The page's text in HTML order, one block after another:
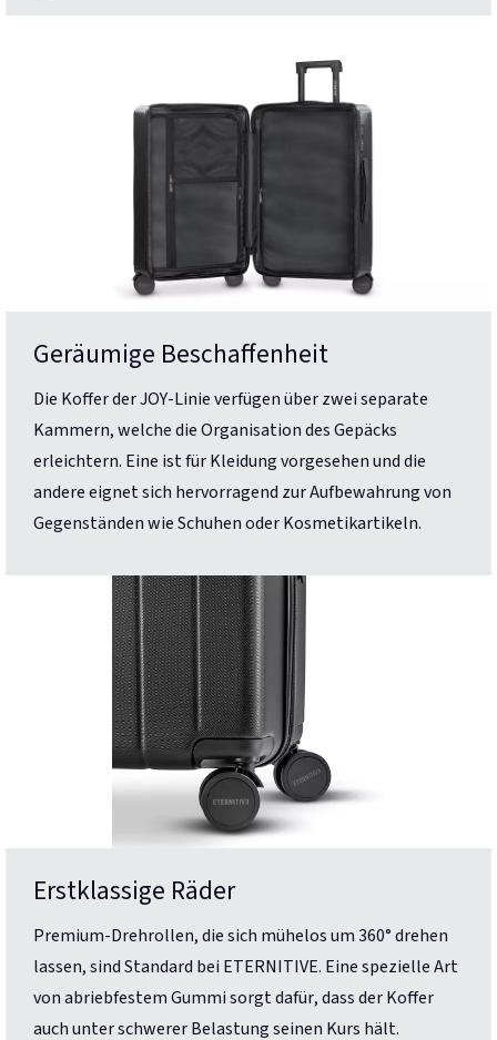
Geräumige Beschaffenheit
Die Koffer der JOY-Linie verfügen über zwei separate
Kammern, welche die Organisation des Gepäcks
erleichtern. Eine ist für Kleidung vorgesehen und die
andere eignet sich hervorragend zur Aufbewahrung von
Gegenständen wie Schuhen oder Kosmetikartikeln.
Erstklassige Räder
Premium-Drehrollen, die sich mühelos um 360° drehen
lassen, sind Standard bei ETERNITIVE. Eine spezielle Art
von abriebfestem Gummi sorgt dafür, dass der Koffer
auch unter schwerer Belastung seinen Kurs hält.